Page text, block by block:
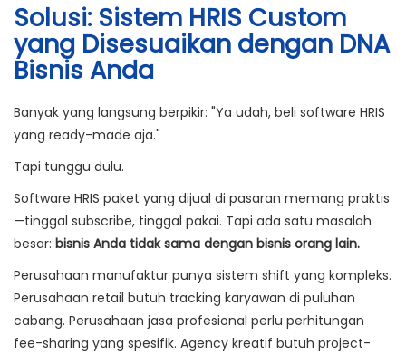
Solusi: Sistem HRIS Custom
yang Disesuaikan dengan DNA
Bisnis Anda
Banyak yang langsung berpikir: "Ya udah, beli software HRIS
yang ready-made aja."
Tapi tunggu dulu.
Software HRIS paket yang dijual di pasaran memang praktis
—tinggal subscribe, tinggal pakai. Tapi ada satu masalah
besar: bisnis Anda tidak sama dengan bisnis orang lain.
Perusahaan manufaktur punya sistem shift yang kompleks.
Perusahaan retail butuh tracking karyawan di puluhan
cabang. Perusahaan jasa profesional perlu perhitungan
fee-sharing yang spesifik. Agency kreatif butuh project-